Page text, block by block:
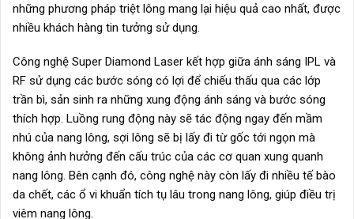
những phương pháp triệt lông mang lại hiệu quả cao nhất, được
nhiều khách hàng tin tưởng sử dụng.
Công nghệ Super Diamond Laser kết hợp giữa ánh sáng IPL và
RF sử dụng các bước sóng có lợi để chiếu thấu qua các lớp
trần bì, sản sinh ra những xung động ánh sáng và bước sóng
thích hợp. Luồng rung động này sẽ tác động ngay đến mầm
nhú của nang lông, sợi lông sẽ bị lấy đi từ gốc tới ngọn mà
không ảnh hưởng đến cấu trúc của các cơ quan xung quanh
nang lông. Bên cạnh đó, công nghệ này còn lấy đi nhiều tế bào
da chết, các ổ vi khuẩn tích tụ lâu trong nang lông, giúp điều trị
viêm nang lông.